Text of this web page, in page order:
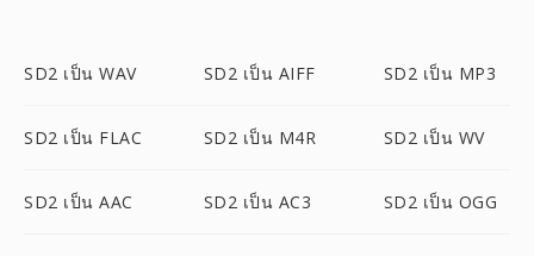
SD2 เป็น WAV SD2 เป็น AIFF SD2 เป็น MP3
SD2 เป็น FLAC SD2 เป็น M4R SD2 เป็น WV
SD2 เป็น AAC SD2 เป็น AC3 SD2 เป็น OGG